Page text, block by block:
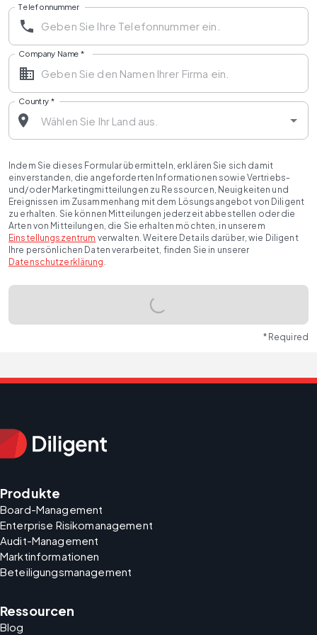
Telefonnummer
Company Name *
Country *
Indem Sie dieses Formular übermitteln, erklären Sie sich damit
einverstanden, die angeforderten Informationen sowie Vertriebs-
und/oder Marketingmitteilungen zu Ressourcen, Neuigkeiten und
Ereignissen im Zusammenhang mit dem Lösungsangebot von Diligent
zu erhalten. Sie können Mitteilungen jederzeit abbestellen oder die
Arten von Mitteilungen, die Sie erhalten möchten, in unserem
Einstellungszentrum verwalten. Weitere Details darüber, wie Diligent
Ihre persönlichen Daten verarbeitet, finden Sie in unserer
Datenschutzerklärung .
* Required
Produkte
Board-Management
Enterprise Risikomanagement
Audit-Management
Marktinformationen
Beteiligungsmanagement
Ressourcen
Blog